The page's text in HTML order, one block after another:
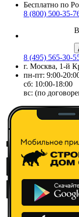
Бесплатно по
8 (800) 500-35-
8 (495) 565-30-
г. Москва, 1-й
пн-пт: 9:00-
сб: 10:00-18:00
вс: (по